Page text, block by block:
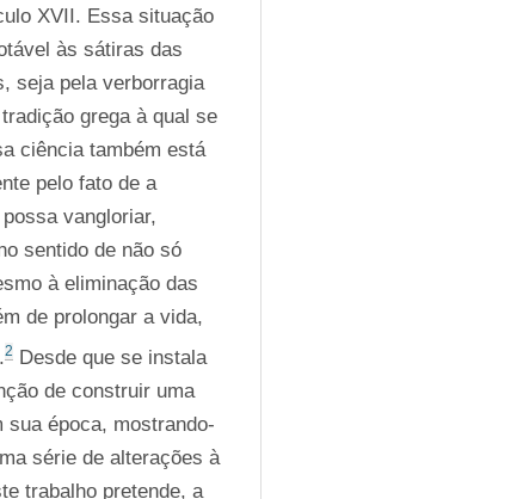
XVII. Essa situação
às sátiras das
seja pela verborragia
grega à qual se
ciência também está
pelo fato de a
vangloriar,
sentido de não só
à eliminação das
de prolongar a vida,
2 Desde que se instala
de construir uma
sua época, mostrando-
série de alterações à
trabalho pretende, a